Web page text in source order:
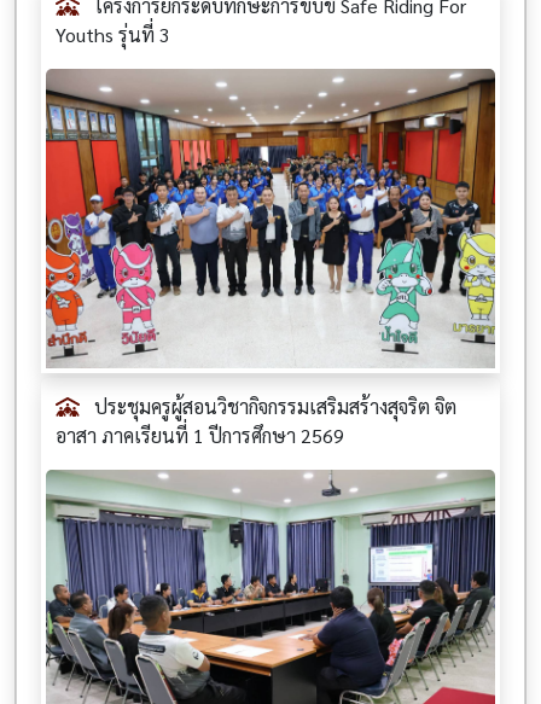
Youths รุ่นที่ 3
ประชุมครูผู้สอนวิชากิจกรรมเสริมสร้างสุจริต จิต
อาสา ภาคเรียนที่ 1 ปีการศึกษา 2569